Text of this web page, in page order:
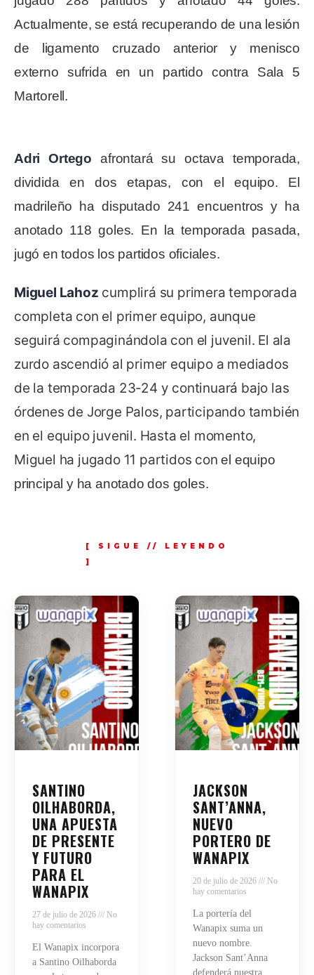
Actualmente, se está recuperando de una lesión
de ligamento cruzado anterior y menisco
externo sufrida en un partido contra Sala 5
Martorell.
Adri Ortego afrontará su octava temporada,
dividida en dos etapas, con el equipo. El
madrileño ha disputado 241 encuentros y ha
anotado 118 goles. En la temporada pasada,
jugó en todos los partidos oficiales.
Miguel Lahoz cumplirá su primera temporada
completa con el primer equipo, aunque
seguirá compaginándola con el juvenil. El ala
zurdo ascendió al primer equipo a mediados
de la temporada 23-24 y continuará bajo las
órdenes de Jorge Palos, participando también
en el equipo juvenil. Hasta el momento,
Miguel ha jugado 11 partidos conel equipo
principal y ha anotado dos goles.
SANTINO
OILHABORDA,
UNA APUESTA
DE PRESENTE
Y FUTURO
PARA EL
WANAPIX
27 de julio de 2026
No
hay comentarios
El Wanapix incorpora
a Santino Oilhaborda
JACKSON
SANT’ANNA,
NUEVO
PORTERO DE
WANAPIX
20 de julio de 2026
No
hay comentarios
La portería del
Wanapix suma un
nuevo nombre.
Jackson Sant’Anna
defenderá nuestra